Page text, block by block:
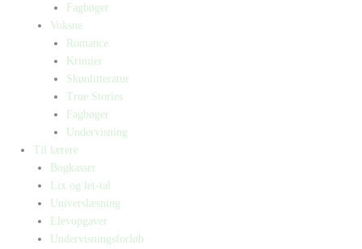
Fagbøger
Voksne
Romance
Krimier
Skønlitteratur
True Stories
Fagbøger
Undervisning
Til lærere
Bogkasser
Lix og let-tal
Universlæsning
Elevopgaver
Undervisningsforløb